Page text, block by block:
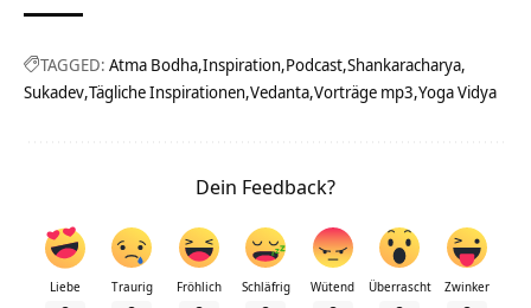
TAGGED: Atma Bodha Inspiration Podcast Shankaracharya
Sukadev Tägliche Inspirationen Vedanta Vorträge mp3 Yoga Vidya
Dein Feedback?
Liebe Traurig Fröhlich Schläfrig Wütend Überrascht Zwinker